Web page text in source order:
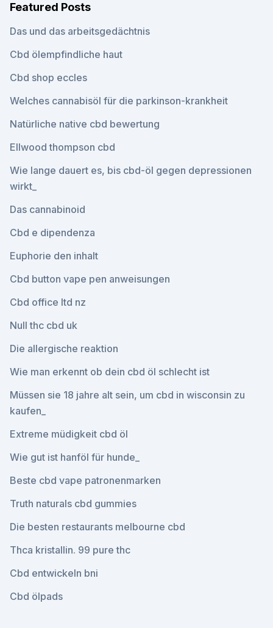
Featured Posts
Das und das arbeitsgedächtnis
Cbd ölempfindliche haut
Cbd shop eccles
Welches cannabisöl für die parkinson-krankheit
Natürliche native cbd bewertung
Ellwood thompson cbd
Wie lange dauert es, bis cbd-öl gegen depressionen
wirkt_
Das cannabinoid
Cbd e dipendenza
Euphorie den inhalt
Cbd button vape pen anweisungen
Cbd office ltd nz
Null thc cbd uk
Die allergische reaktion
Wie man erkennt ob dein cbd öl schlecht ist
Müssen sie 18 jahre alt sein, um cbd in wisconsin zu
kaufen_
Extreme müdigkeit cbd öl
Wie gut ist hanföl für hunde_
Beste cbd vape patronenmarken
Truth naturals cbd gummies
Die besten restaurants melbourne cbd
Thca kristallin. 99 pure thc
Cbd entwickeln bni
Cbd ölpads